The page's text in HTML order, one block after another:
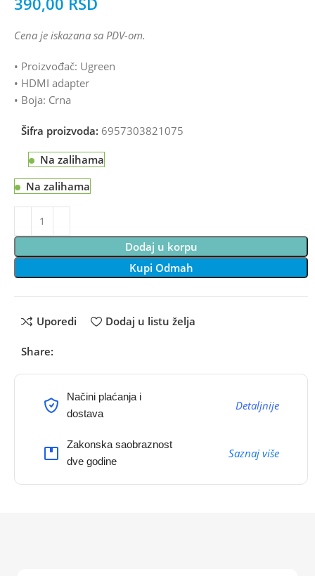
Cena je iskazana sa PDV-om.
• Proizvođač: Ugreen
• HDMI adapter
• Boja: Crna
Šifra proizvoda: 6957303821075
Na zalihama
Na zalihama
Dodaj u korpu
Kupi Odmah
Uporedi Dodaj u listu želja
Share:
Načini plaćanja i
dostava
Detaljnije
Zakonska saobraznost
dve godine
Saznaj više